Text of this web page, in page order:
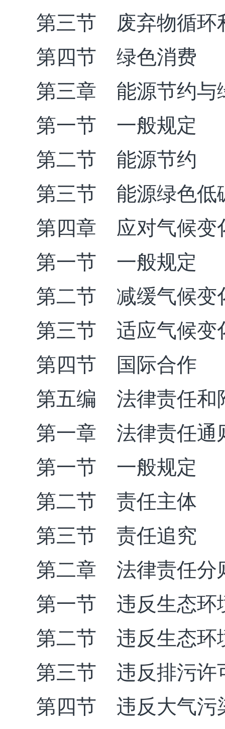
第三节 废弃物循环
第四节 绿色消费
第三章 能源节约与
第一节 一般规定
第二节 能源节约
第三节 能源绿色低
第四章 应对气候变
第一节 一般规定
第二节 减缓气候变
第三节 适应气候变
第四节 国际合作
第五编 法律责任和
第一章 法律责任通
第一节 一般规定
第二节 责任主体
第三节 责任追究
第二章 法律责任分
第一节 违反生态环
第二节 违反生态环
第三节 违反排污许
第四节 违反大气污